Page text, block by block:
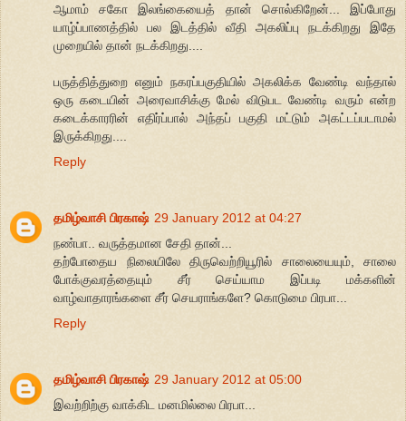
ஆமாம் சகோ இலங்கையைத் தான் சொல்கிறேன்... இப்போது
யாழ்ப்பாணத்தில் பல இடத்தில் வீதி அகலிப்பு நடக்கிறது இதே
முறையில் தான் நடக்கிறது....
பருத்தித்துறை எனும் நகரப்பகுதியில் அகலிக்க வேண்டி வந்தால்
ஒரு கடையின் அரைவாசிக்கு மேல் விடுபட வேண்டி வரும் என்ற
கடைக்காரரின் எதிர்ப்பால் அந்தப் பகுதி மட்டும் அகட்டப்படாமல்
இருக்கிறது....
Reply
தமிழ்வாசி பிரகாஷ் 29 January 2012 at 04:27
நண்பா.. வருத்தமான சேதி தான்...
தற்போதைய நிலையிலே திருவெற்றியூரில் சாலையையும், சாலை
போக்குவரத்தையும் சீர் செய்யாம இப்படி மக்களின்
வாழ்வாதாரங்களை சீர் செயராங்களே? கொடுமை பிரபா...
Reply
தமிழ்வாசி பிரகாஷ் 29 January 2012 at 05:00
இவற்றிற்கு வாக்கிட மனமில்லை பிரபா...